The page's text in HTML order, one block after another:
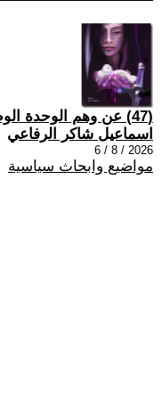
(47) عن وهم الوحدة الوطنية
اسماعيل شاكر الرفاعي
2026 / 8 / 6
مواضيع وابحاث سياسية